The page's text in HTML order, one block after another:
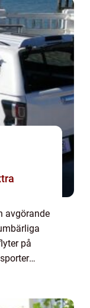
avgörande
på